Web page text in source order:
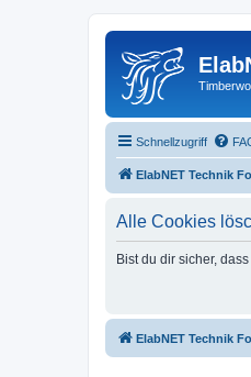
Schnellzugriff
ElabNET Technik
Alle Cookies
Bist du dir sicher,
ElabNET Technik